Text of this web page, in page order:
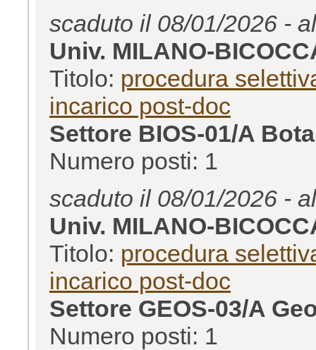
scaduto il 08/01/2026 -
Univ. MILANO-
Titolo: procedura
incarico post-doc
Settore BIOS-01/A
Numero posti: 1
scaduto il 08/01/2026 -
Univ. MILANO-
Titolo: procedura
incarico post-doc
Settore GEOS-03/A
Numero posti: 1